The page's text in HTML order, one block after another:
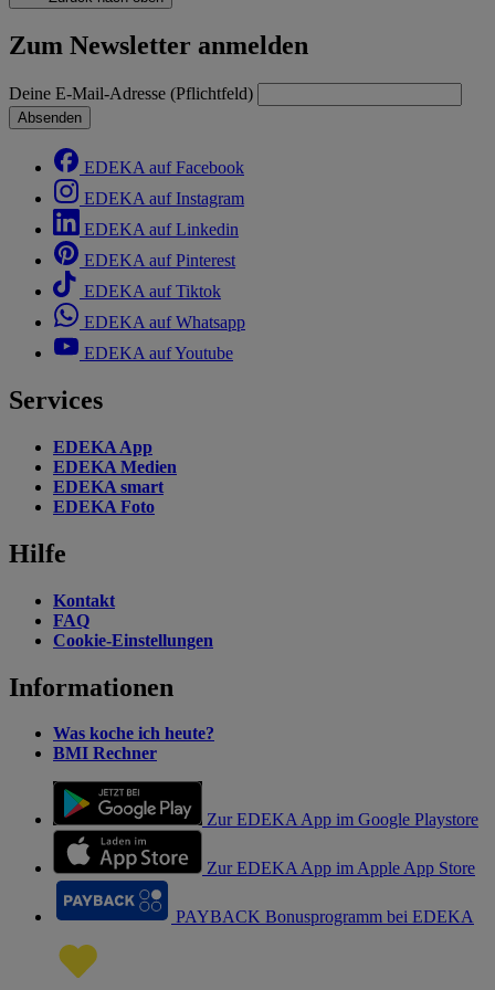
Zum Newsletter anmelden
Deine E-Mail-Adresse (Pflichtfeld)
Absenden
EDEKA auf Facebook
EDEKA auf Instagram
EDEKA auf Linkedin
EDEKA auf Pinterest
EDEKA auf Tiktok
EDEKA auf Whatsapp
EDEKA auf Youtube
Services
EDEKA App
EDEKA Medien
EDEKA smart
EDEKA Foto
Hilfe
Kontakt
FAQ
Cookie-Einstellungen
Informationen
Was koche ich heute?
BMI Rechner
Zur EDEKA App im Google Playstore
Zur EDEKA App im Apple App Store
PAYBACK Bonusprogramm bei EDEKA